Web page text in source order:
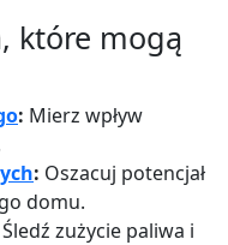
które mogą
: Mierz wpływ
: Oszacuj potencjał
domu.
Śledź zużycie paliwa i